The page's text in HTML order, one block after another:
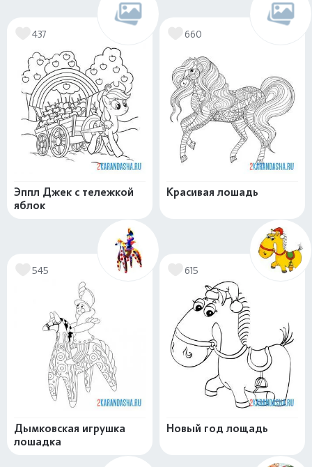
437
Эппл Джек с тележкой
яблок
660
Красивая лошадь
545
Дымковская игрушка
лошадка
615
Новый год лощадь